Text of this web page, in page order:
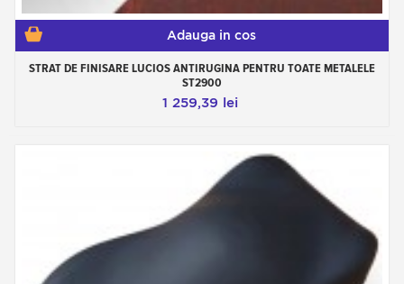
Adauga in cos
STRAT DE FINISARE LUCIOS ANTIRUGINA PENTRU TOATE METALELE
ST2900
1 259,39 lei